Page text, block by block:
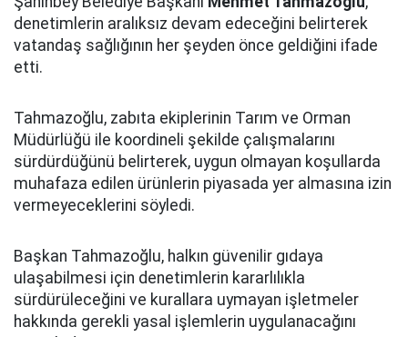
denetimlerin aralıksız devam edeceğini belirterek
vatandaş sağlığının her şeyden önce geldiğini ifade
etti.
Tahmazoğlu, zabıta ekiplerinin Tarım ve Orman
Müdürlüğü ile koordineli şekilde çalışmalarını
sürdürdüğünü belirterek, uygun olmayan koşullarda
muhafaza edilen ürünlerin piyasada yer almasına izin
vermeyeceklerini söyledi.
Başkan Tahmazoğlu, halkın güvenilir gıdaya
ulaşabilmesi için denetimlerin kararlılıkla
sürdürüleceğini ve kurallara uymayan işletmeler
hakkında gerekli yasal işlemlerin uygulanacağını